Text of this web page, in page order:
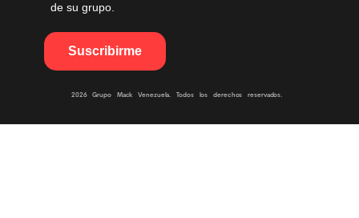
de su grupo.
2026 Grupo Mack Venezuela. Todos los derechos reservados.